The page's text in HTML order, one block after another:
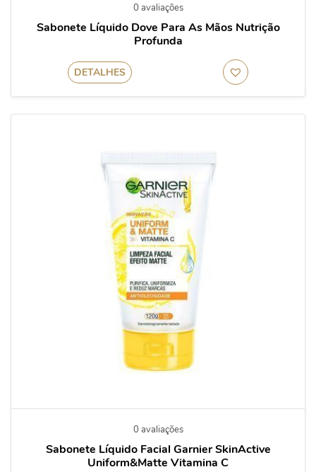
0 avaliações
Sabonete Líquido Dove Para As Mãos Nutrição
Profunda
DETALHES
0 avaliações
Sabonete Líquido Facial Garnier SkinActive
Uniform&Matte Vitamina C